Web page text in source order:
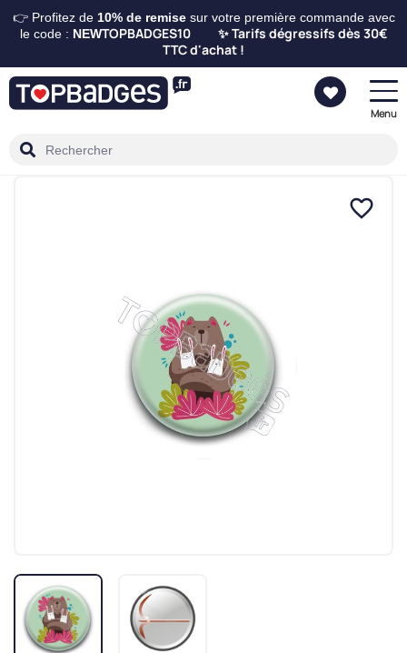
👉 Profitez de 10% de remisesur votre première commande avec
le code : NEWTOPBADGES10 ✨ Tarifs dégressifs dès 30€
TTC d'achat !
Menu
favorite_border